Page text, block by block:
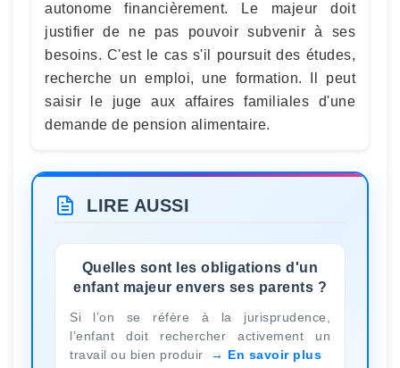
autonome financièrement. Le majeur doit
justifier de ne pas pouvoir subvenir à ses
besoins. C'est le cas s'il poursuit des études,
recherche un emploi, une formation. Il peut
saisir le juge aux affaires familiales d'une
demande de pension alimentaire.
LIRE AUSSI
Quelles sont les obligations d'un
enfant majeur envers ses parents ?
Si l’on se réfère à la jurisprudence,
l’enfant doit rechercher activement un
travail ou bien produir
En savoir plus